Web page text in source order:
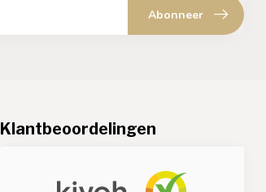
Abonneer
Klantbeoordelingen